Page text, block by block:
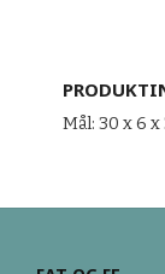
Mål: 30 x 6 x